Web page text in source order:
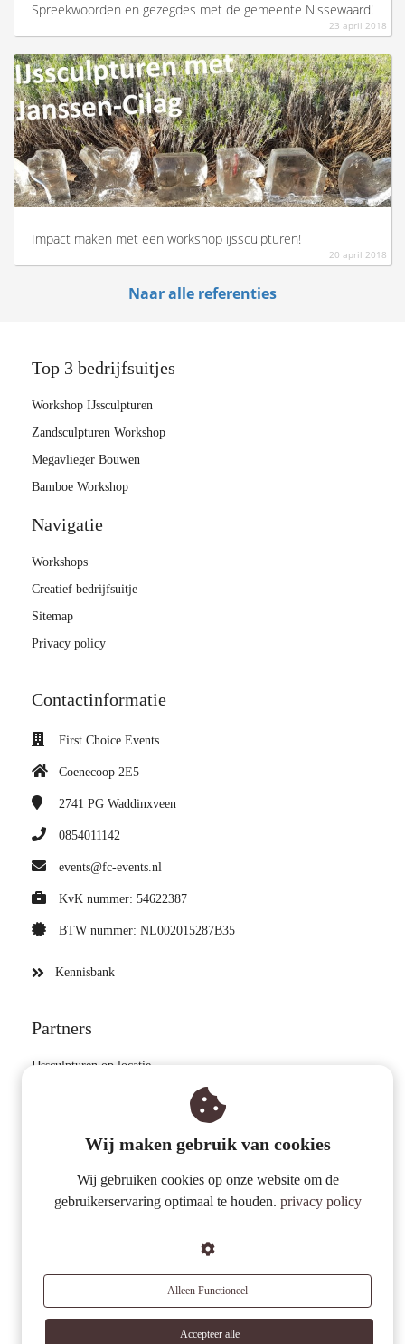
Spreekwoorden en gezegdes met de gemeente Nissewaard!
23 april 2018
Impact maken met een workshop ijssculpturen!
20 april 2018
Naar alle referenties
Top 3 bedrijfsuitjes
Workshop IJssculpturen
Zandsculpturen Workshop
Megavlieger Bouwen
Bamboe Workshop
Navigatie
Workshops
Creatief bedrijfsuitje
Sitemap
Privacy policy
Contactinformatie
First Choice Events
Coenecoop 2E5
2741 PG Waddinxveen
0854011142
events@fc-events.nl
KvK nummer: 54622387
BTW nummer: NL002015287B35
Kennisbank
Partners
IJssculpturen op locatie
IJsblokken kopenWij maken gebruik van cookies
Wij gebruiken cookies op onze website om de
gebruikerservaring optimaal te houden. privacy policy
Alleen Functioneel
Accepteer alle